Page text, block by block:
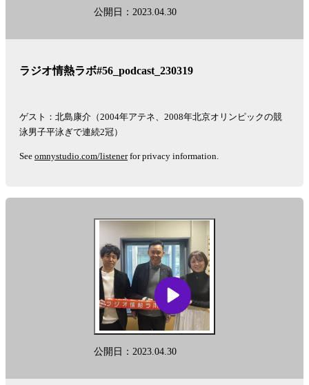
公開日：2023.04.30
ラジオ情熱ラボ#56_podcast_230319
ゲスト：北島康介（2004年アテネ、2008年北京オリンピックの競
泳男子平泳ぎで連続2冠）
See omnystudio.com/listenerfor privacy information.
公開日：2023.04.30